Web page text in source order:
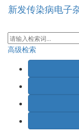
新发传染病电子
《猴痘诊疗指
《新型冠状病
【重磅推送】
读报告中的关键
《流动人口结
中国新发展奖”
世卫组织发布
核病高负担国家
WHO
tuberculosis
新型冠状病毒